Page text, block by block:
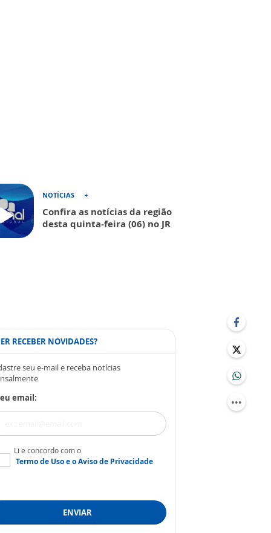
NOTÍCIAS
Confira as notícias da região
desta quinta-feira (06) no JR
RECEBER NOVIDADES?
seu e-mail e receba notícias
email:
Li e concordo com o
Termo de Usoe oAviso de Privacidade
ENVIAR